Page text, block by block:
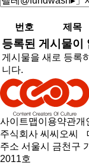
번호
제목
등록된 게시물이
게시물을 새로 등록
니다.
사이트맵이용약관개
주식회사 씨씨오씨
주소 서울시 금천구
2011호